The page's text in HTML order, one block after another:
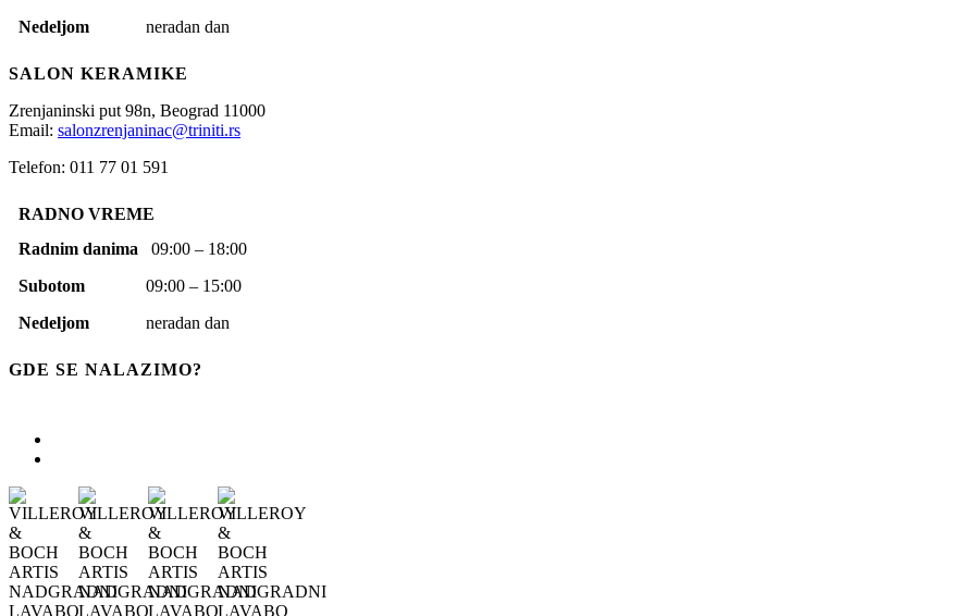
Nedeljom neradan dan
SALON KERAMIKE
Zrenjaninski put 98n, Beograd 11000
Email: salonzrenjaninac@triniti.rs
Telefon: 011 77 01 591
RADNO VREME
Radnim danima 09:00 – 18:00
Subotom 09:00 – 15:00
Nedeljom neradan dan
GDE SE NALAZIMO?